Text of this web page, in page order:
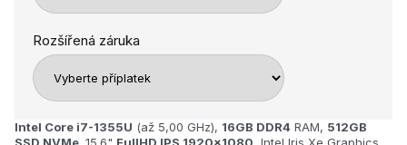
Rozšířená záruka
Intel Core i7-1355U (až 5,00 GHz), 16GB DDR4 RAM, 512GB